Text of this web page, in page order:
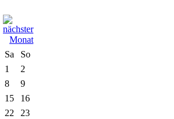
Sa
So
1
2
8
9
15
16
22
23